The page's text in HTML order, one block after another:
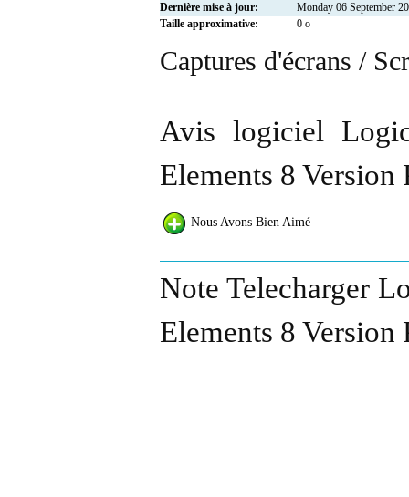
Dernière mise à jour:
Monday 06 September
Taille approximative:
0 o
Captures d'écrans /
Avis logiciel
Elements 8 Version
Nous Avons Bien Aimé
Note Telecharger
Elements 8 Version